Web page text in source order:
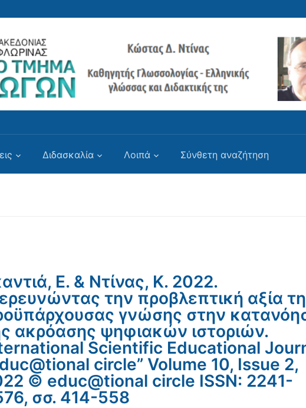
Διδασκαλία Λοιπά Σύνθετη αναζήτηση
Ε. & Ντίνας, Κ. 2022.
την προβλεπτική αξία
γνώσης στην
ακρόασης ψηφιακών ιστοριών.
Scientific Educational
circle” Volume 10, Issue 2,
© educ@tional circle ISSN: 2241-
σσ. 414-558